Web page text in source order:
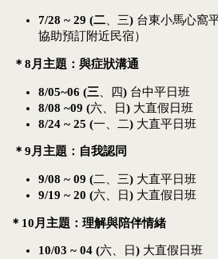
7/28 ~ 29 (二、三) 台東小馬心窩
協助預訂附近民宿）
＊8月主題：與症狀溝通
8/05~06 (三 、四) 台中平日班
8/08 ~09 (六、日) 大直假日班
8/24 ~ 25 (一、二) 大直平日班
＊9月主題：自我認同
9/08 ~ 09 (二、三) 大直平日班
9/19 ~ 20 (六、日) 大直假日班
＊10月主題： 理解與陪伴情緒
10/03 ~ 04 (六、日) 大直假日班